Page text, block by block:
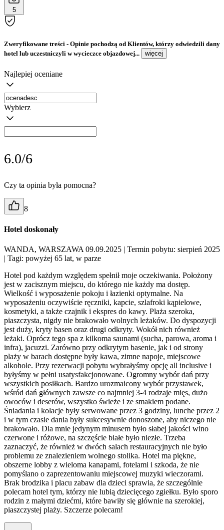
5
Zweryfikowane treści - Opinie pochodzą od Klientów, którzy odwiedzili dany
hotel lub uczestniczyli w wycieczce objazdowej...
więcej
Najlepiej oceniane
Wybierz
6.0/6
Czy ta opinia była pomocna?
8
Hotel doskonały
WANDA, WARSZAWA 09.09.2025 | Termin pobytu: sierpień 2025
| Tagi: powyżej 65 lat, w parze
Hotel pod każdym względem spełnił moje oczekiwania. Położony
jest w zacisznym miejscu, do którego nie każdy ma dostęp.
Wielkość i wyposażenie pokoju i łazienki optymalne. Na
wyposażeniu oczywiście ręczniki, kapcie, szlafroki kąpielowe,
kosmetyki, a także czajnik i ekspres do kawy. Plaża szeroka,
piaszczysta, nigdy nie brakowało wolnych leżaków. Do dyspozycji
jest duży, kryty basen oraz drugi odkryty. Wokół nich również
leżaki. Oprócz tego spa z kilkoma saunami (sucha, parowa, aroma i
infra), jacuzzi. Zarówno przy odkrytym basenie, jak i od strony
plaży w barach dostępne były kawa, zimne napoje, miejscowe
alkohole. Przy rezerwacji pobytu wybrałyśmy opcję all inclusive i
byłyśmy w pełni usatysfakcjonowane. Ogromny wybór dań przy
wszystkich posiłkach. Bardzo urozmaicony wybór przystawek,
wśród dań głównych zawsze co najmniej 3-4 rodzaje mięs, dużo
owoców i deserów, wszystko świeże i ze smakiem podane.
Śniadania i kolacje były serwowane przez 3 godziny, lunche przez 2
i w tym czasie dania były sukcesywnie donoszone, aby niczego nie
brakowało. Dla mnie jedynym minusem było słabej jakości wino
czerwone i różowe, na szczęście białe było niezłe. Trzeba
zaznaczyć, że również w dwóch salach restauracyjnych nie było
problemu ze znalezieniem wolnego stolika. Hotel ma piękne,
obszerne lobby z wieloma kanapami, fotelami i szkoda, że nie
pomyślano o zaprezentowaniu miejscowej muzyki wieczorami.
Brak brodzika i placu zabaw dla dzieci sprawia, że szczególnie
polecam hotel tym, którzy nie lubią dziecięcego zgiełku. Było sporo
rodzin z małymi dziećmi, które bawiły się głównie na szerokiej,
piaszczystej plaży. Szczerze polecam!